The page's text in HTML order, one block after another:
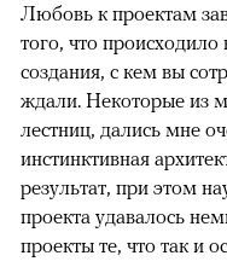
Любовь к проектам
того, что
создания, с кем вы
ждали. Некоторые из
лестниц, дались мне
инстинктивная
результат, при этом
проекта удавалось
проекты те, что так и